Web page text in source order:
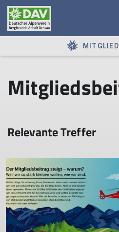
MITGLIED
Relevante Treffer